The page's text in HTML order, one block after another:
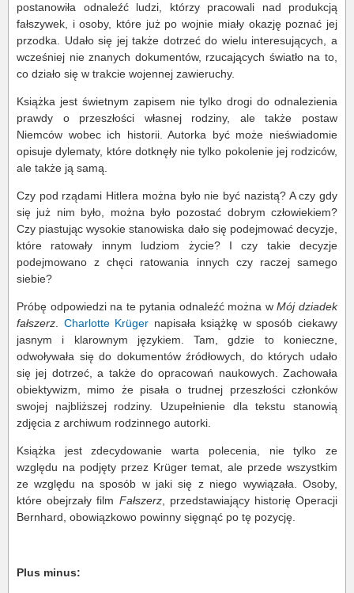
postanowiła odnaleźć ludzi, którzy pracowali nad produkcją
fałszywek, i osoby, które już po wojnie miały okazję poznać jej
przodka. Udało się jej także dotrzeć do wielu interesujących, a
wcześniej nie znanych dokumentów, rzucających światło na to,
co działo się w trakcie wojennej zawieruchy.
Książka jest świetnym zapisem nie tylko drogi do odnalezienia
prawdy o przeszłości własnej rodziny, ale także postaw
Niemców wobec ich historii. Autorka być może nieświadomie
opisuje dylematy, które dotknęły nie tylko pokolenie jej rodziców,
ale także ją samą.
Czy pod rządami Hitlera można było nie być nazistą? A czy gdy
się już nim było, można było pozostać dobrym człowiekiem?
Czy piastując wysokie stanowiska dało się podejmować decyzje,
które ratowały innym ludziom życie? I czy takie decyzje
podejmowano z chęci ratowania innych czy raczej samego
siebie?
Próbę odpowiedzi na te pytania odnaleźć można wMój dziadek
fałszerz
Charlotte Krüger napisała książkę w sposób ciekawy
jasnym i klarownym językiem. Tam, gdzie to konieczne,
odwoływała się do dokumentów źródłowych, do których udało
się jej dotrzeć, a także do opracowań naukowych. Zachowała
obiektywizm, mimo że pisała o trudnej przeszłości członków
swojej najbliższej rodziny. Uzupełnienie dla tekstu stanowią
zdjęcia z archiwum rodzinnego autorki.
Książka jest zdecydowanie warta polecenia, nie tylko ze
względu na podjęty przez Krüger temat, ale przede wszystkim
ze względu na sposób w jaki się z niego wywiązała. Osoby,
które obejrzały film Fałszerz, przedstawiający historię Operacji
Bernhard, obowiązkowo powinny sięgnąć po tę pozycję.
Plus minus: